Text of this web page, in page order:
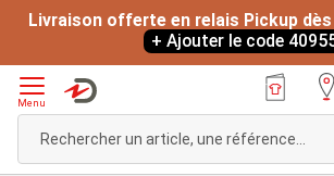
Livraison offerte en relais Pickup
+ Ajouter le code
Menu